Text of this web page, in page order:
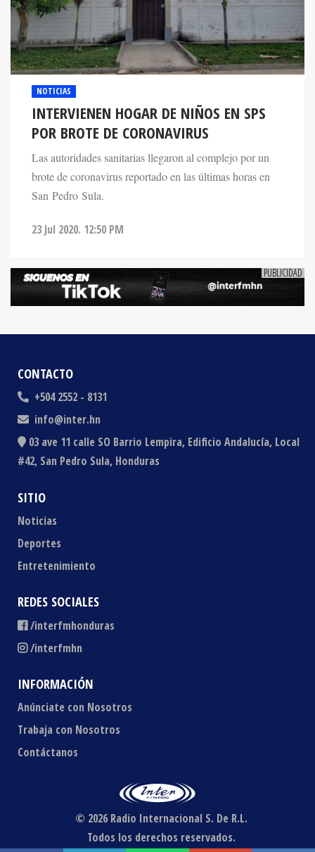
NOTICIAS
INTERVIENEN HOGAR DE NIÑOS EN SPS
POR BROTE DE CORONAVIRUS
Las autoridades sanitarias llegaron al complejo por un
brote de coronavirus reportado en las últimas horas en
San Pedro Sula.
23 Jul 2020. 12:50 PM
CONTACTO
+504 2552 - 8131
info@inter.hn
03 ave 11 calle SO Barrio Lempira, Edificio Andalucía, Local
#42, San Pedro Sula, Honduras
SITIO
Noticias
Deportes
Entretenimiento
REDES SOCIALES
/interfmhonduras
/interfmhn
INFORMACIÓN
Anúnciate con Nosotros
Trabaja con Nosotros
Contáctanos
© 2026 Radio Internacional S. De R.L.
Todos los derechos reservados.